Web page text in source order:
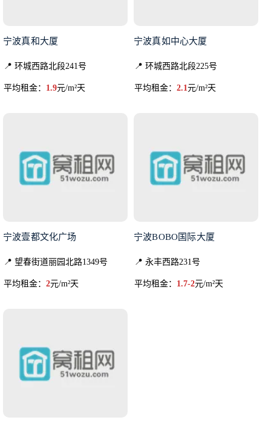
宁波真和大厦
📍 环城西路北段241号
平均租金： 1.9元/m²天
宁波真如中心大厦
📍 环城西路北段225号
平均租金：2.1元/m²天
宁波壹都文化广场
📍 望春街道丽园北路1349号
平均租金： 2元/m²天
宁波BOBO国际大厦
📍 永丰西路231号
平均租金： 1.7-2元/m²天